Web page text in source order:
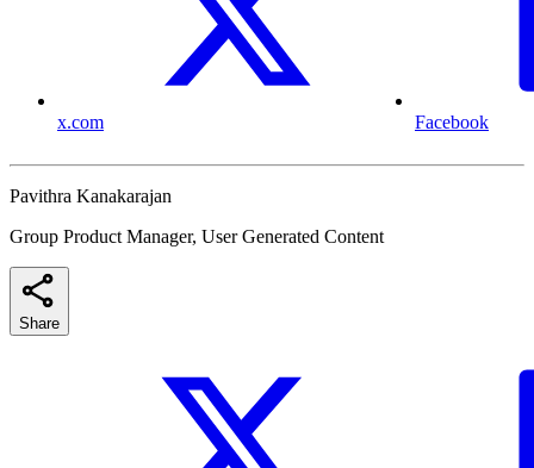
x.com Facebook
Pavithra Kanakarajan
Group Product Manager, User Generated Content
Share